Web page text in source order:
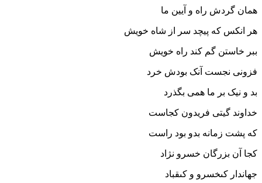
همان گردش راه و آیین ما
هر انکس که پیچد سر از شاه خویش
ببر خاستن گم کند راه خویش‏
فزونى نجست آنک بودش خرد
بد و نیک بر ما همى بگذرد
خداوند گیتى فریدون کجاست
که پشت زمانه بدو بود راست‏
کجا آن بزرگان خسرو نژاد
جهاندار کى‏خسرو و کى‏قباد